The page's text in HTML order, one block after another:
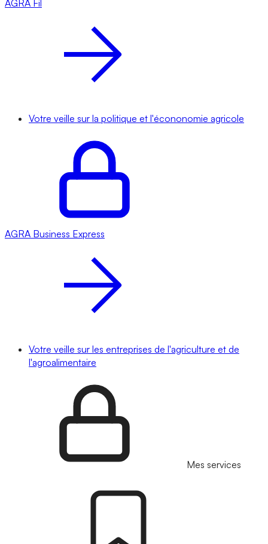
AGRA Fil
Votre veille sur la politique et l'écononomie agricole
AGRA Business Express
Votre veille sur les entreprises de l'agriculture et de
l'agroalimentaire
Mes services